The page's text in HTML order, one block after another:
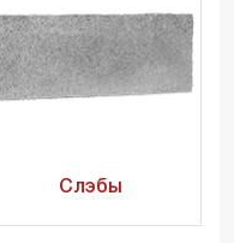
Слэбы